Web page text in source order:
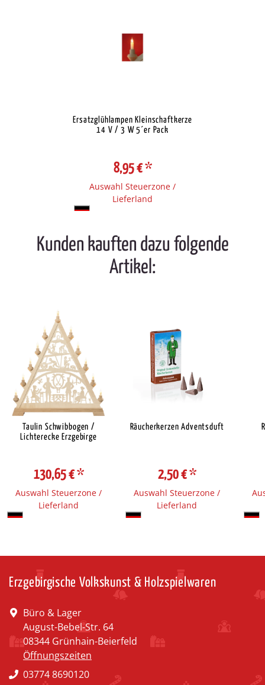
Ersatzglühlampen Kleinschaftkerze
14 V / 3 W 5´er Pack
8,95 €*
Auswahl Steuerzone /
Lieferland
Kunden kauften dazu folgende
Artikel:
Taulin Schwibbogen /
Lichterecke Erzgebirge
130,65 €*
Auswahl Steuerzone /
Lieferland
Räucherkerzen Adventsduft
2,50 €*
Auswahl Steuerzone /
Lieferland
Erzgebirgische Volkskunst & Holzspielwaren
Büro & Lager
August-Bebel-Str. 64
08344 Grünhain-Beierfeld
Öffnungszeiten
03774 8690120